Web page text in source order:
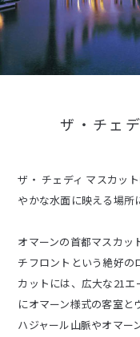
ザ・チェ
ザ・ チェディ マスカッ
やかな水面に映える場所
オマーンの首都マスカッ
チフロントという絶好の
カットには、広大な21
にオマーン様式の客室と
ハジャール山脈やオマー